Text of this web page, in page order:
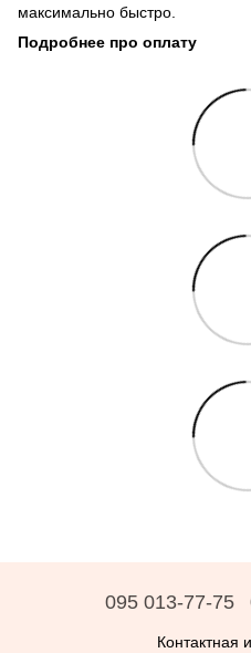
максимально быстро.
Подробнее про оплату
095 013-77-75
Контактная